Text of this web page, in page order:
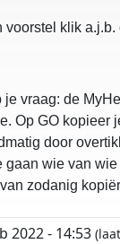
klik
vraag: de
Op GO
door
gaan wie van
zodanig
2022 - 14:53